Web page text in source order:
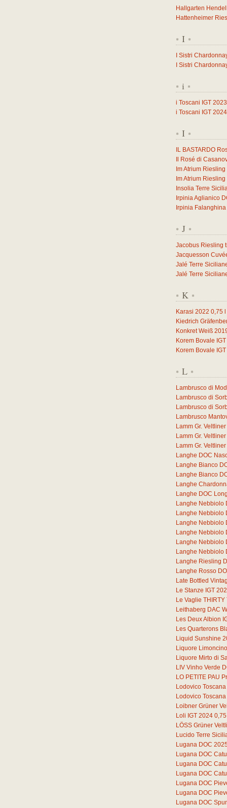
Hallgarten
Hattenheimer
* I *
I Sistri
I Sistri
* i *
i Toscani IGT 2023
i Toscani IGT 2024
* I *
IL BASTARDO
Il Rosé di
Im Atrium
Im Atrium
Insolia Terre
Irpinia Aglianico
Irpinia
* J *
Jacobus Riesling
Jacquesson
Jalé Terre
Jalé Terre
* K *
Karasi 2022 0,75
Kiedrich
Konkret Weiß
Korem Bovale
Korem Bovale
* L *
Lambrusco di
Lambrusco di
Lambrusco di
Lambrusco
Lamm Gr.
Lamm Gr.
Lamm Gr.
Langhe DOC
Langhe Bianco
Langhe Bianco
Langhe
Langhe DOC
Langhe Nebbiolo
Langhe Nebbiolo
Langhe Nebbiolo
Langhe Nebbiolo
Langhe Nebbiolo
Langhe Nebbiolo
Langhe Riesling
Langhe Rosso
Late Bottled
Le Stanze IGT
Le Vaglie
Leithaberg DAC
Les Deux Albion
Les Quarterons
Liquid Sunshine
Liquore Limoncino
Liquore Mirto di
LIV Vinho Verde
LO PETITE PAU
Lodovico
Lodovico
Loibner Grüner
Loli IGT 2024 0,75
LÖSS Grüner
Lucido Terre
Lugana DOC
Lugana DOC
Lugana DOC
Lugana DOC
Lugana DOC
Lugana DOC
Lugana DOC